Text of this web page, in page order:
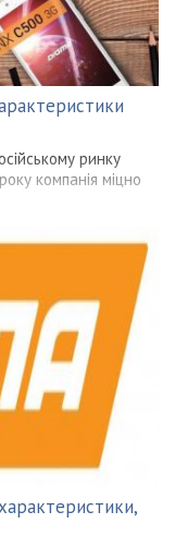
ринку
компанія міцно